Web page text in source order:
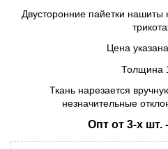
Двусторонние пайетки нашиты
Цена
Толщина
Ткань нарезается
незначительные
Опт от 3-х шт.